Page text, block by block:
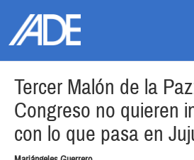
Tercer Malón de la
Congreso no quieren
con lo que pasa en